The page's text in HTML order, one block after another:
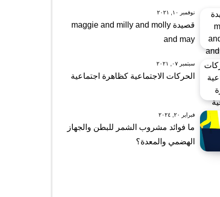
نوفمبر ١٠, ٢٠٢١
قصيدة maggie and milly and molly
and may
سبتمبر ٠٧, ٢٠٢١
الحركات الاجتماعية كظاهرة اجتماعية
فبراير ٢٠, ٢٠٢٤
ما فوائد مشروب الشمر للبطن والجهاز
الهضمي والمعدة؟